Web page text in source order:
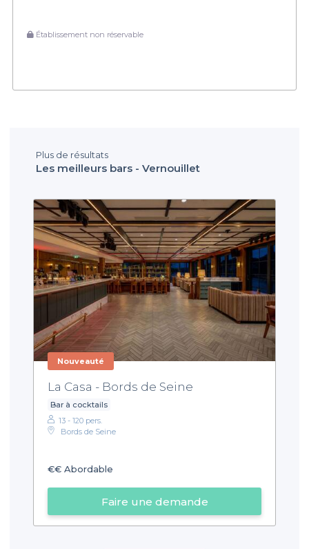
Établissement non réservable
Plus de résultats
Les meilleurs bars - Vernouillet
Nouveauté
La Casa - Bords de Seine
Bar à cocktails
13 - 120 pers.
Bords de Seine
€€ Abordable
Faire une demande